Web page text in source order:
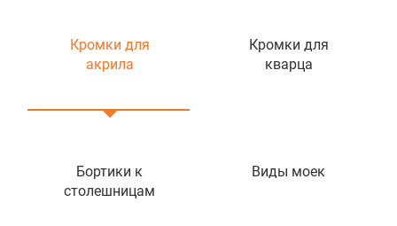
Кромки для
акрила
Кромки для
кварца
Бортики к
столешницам
Виды моек